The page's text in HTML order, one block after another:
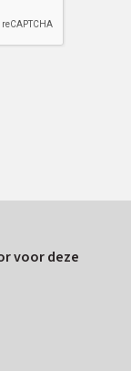
voor deze